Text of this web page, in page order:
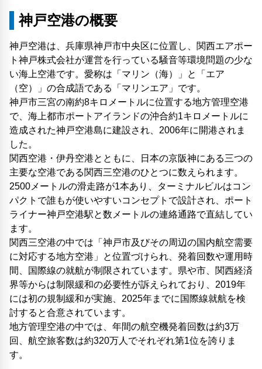
神戸空港の概要
神戸空港は、兵庫県神戸市中央区に位置し、関西エアポー
ト神戸株式会社が運営を行っている騒音等環境問題の少な
い海上空港です。愛称は「マリン（海）」と「エア
（空）」の合成語である「マリンエア」です。
神戸市三宮の南約8キロメートルに位置する地方管理空港
で、海上都市ポートアイランドの沖合約1キロメートルに
造成された神戸空港島に建設され、2006年に開港されま
した。
関西空港・伊丹空港とともに、日本の京阪神にある三つの
主要な空港である関西三空港のひとつに数えられます。
2500メートルの滑走路が1本あり、ターミナルビルはコン
パクトで誰もが使いやすいコンセプトで設計され、ポート
ライナー神戸空港駅と数メートルの連絡通路で直結してい
ます。
関西三空港の中では「神戸市及びその周辺の国内航空需要
に対応する地方空港」と位置づけられ、発着回数や運用時
間、国際線の就航が制限されています。県や市、関西経済
界等からは制限緩和の必要性が訴えられており、2019年
には初の規制緩和が実施、2025年までに国際線就航を検
討すると合意されています。
地方管理空港の中では、年間の航空機発着回数は約3万
回、航空旅客数は約320万人でそれぞれ第1位を誇りま
す。